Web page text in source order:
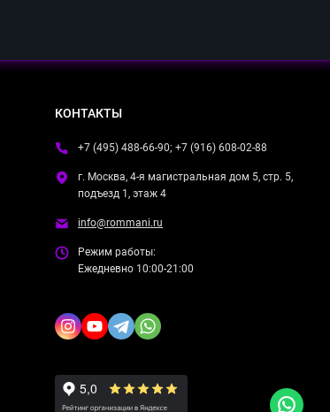
КОНТАКТЫ
+7 (495) 488-66-90; +7 (916) 608-02-88
г. Москва, 4-я магистральная дом 5, стр. 5,
подъезд 1, этаж 4
info@rommani.ru
Режим работы:
Ежедневно 10:00-21:00